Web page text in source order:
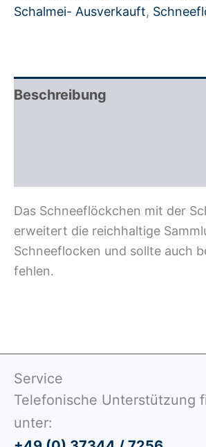
Schalmei- Ausverkauft,
Beschreibung
Das Schneeflöckchen mit der
erweitert die reichhaltige
Schneeflocken und sollte auch
fehlen.
Service
Telefonische Unterstützung
unter: